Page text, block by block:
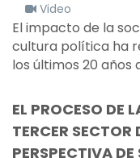
Video
El impacto de la
cultura política ha
los últimos 20 años
EL PROCESO DE
TERCER SECTOR
PERSPECTIVA DE